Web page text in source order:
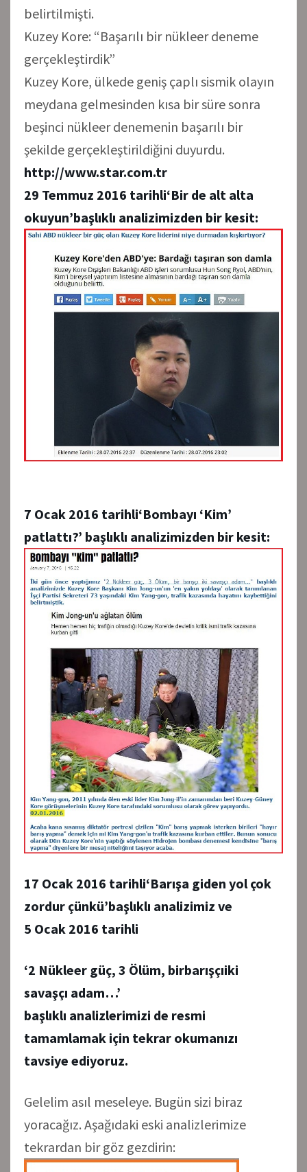
belirtilmişti.
Kuzey Kore: “Başarılı bir nükleer deneme
gerçekleştirdik”
Kuzey Kore, ülkede geniş çaplı sismik olayın
meydana gelmesinden kısa bir süre sonra
beşinci nükleer denemenin başarılı bir
şekilde gerçekleştirildiğini duyurdu.
http://www.star.com.tr
29 Temmuz 2016 tarihli‘Bir de alt alta
okuyun’başlıklı analizimizden bir kesit:
7 Ocak 2016 tarihli‘Bombayı ‘Kim’
patlattı?’ başlıklı analizimizden bir kesit:
17 Ocak 2016 tarihli‘Barışa giden yol çok
zordur çünkü’başlıklı analizimiz ve
5 Ocak 2016 tarihli
‘2 Nükleer güç, 3 Ölüm, birbarışçıiki
savaşçı adam…’
başlıklı analizlerimizi de resmi
tamamlamak için tekrar okumanızı
tavsiye ediyoruz.
Gelelim asıl meseleye. Bugün sizi biraz
yoracağız. Aşağıdaki eski analizlerimize
tekrardan bir göz gezdirin: